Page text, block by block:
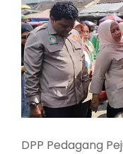
DPP Pedagang